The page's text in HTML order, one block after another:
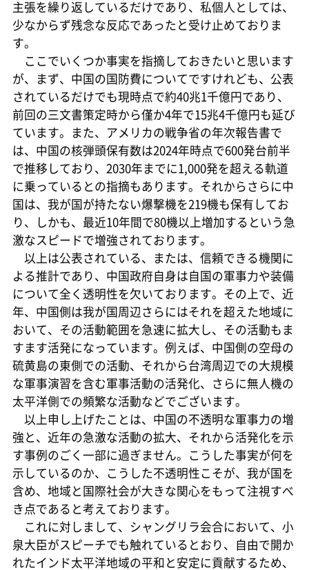
主張を繰り返しているだけであり、私個人としては、
少なからず残念な反応であったと受け止めておりま
す。
ここでいくつか事実を指摘しておきたいと思います
が、まず、中国の国防費についてですけれども、公表
されているだけでも現時点で約40兆1千億円であり、
前回の三文書策定時から僅か4年で15兆4千億円も延び
ています。また、アメリカの戦争省の年次報告書で
は、中国の核弾頭保有数は2024年時点で600発台前半
で推移しており、2030年までに1,000発を超える軌道
に乗っているとの指摘もあります。それからさらに中
国は、我が国が持たない爆撃機を219機も保有してお
り、しかも、最近10年間で80機以上増加するという急
激なスピードで増強されております。
以上は公表されている、または、信頼できる機関に
よる推計であり、中国政府自身は自国の軍事力や装備
について全く透明性を欠いております。その上で、近
年、中国側は我が国周辺さらにはそれを超えた地域に
おいて、その活動範囲を急速に拡大し、その活動もま
すます活発になっています。例えば、中国側の空母の
硫黄島の東側での活動、それから台湾周辺での大規模
な軍事演習を含む軍事活動の活発化、さらに無人機の
太平洋側での頻繁な活動などでございます。
以上申し上げたことは、中国の不透明な軍事力の増
強と、近年の急激な活動の拡大、それから活発化を示
す事例のごく一部に過ぎません。こうした事実が何を
示しているのか、こうした不透明性こそが、我が国を
含め、地域と国際社会が大きな関心をもって注視すべ
き点であると考えております。
これに対しまして、シャングリラ会合において、小
泉大臣がスピーチでも触れているとおり、自由で開か
れたインド太平洋地域の平和と安定に貢献するため、